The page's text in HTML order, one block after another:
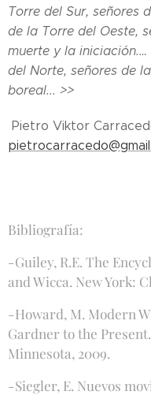
Torre del Sur, señores
de la Torre del Oeste,
muerte y la iniciación.…
del Norte, señores de
boreal... >>
Pietro Viktor
Bibliografía:
-Guiley, R.E. The
and Wicca. New York:
-Howard, M. Modern
Gardner to the
Minnesota, 2009.
-Siegler, E. Nuevos